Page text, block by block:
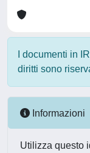
I documenti in
diritti sono
Informazioni
Utilizza questo